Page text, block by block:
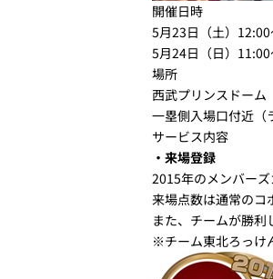
開催日時
5月23日（土）
5月24日（日）
場所
西武プリンスドーム
一塁側入場口付近（
サービス内容
・来場登録
2015年のメンバー
来場点数は通常のコ
また、チームが勝
※チーム東北ろっけ